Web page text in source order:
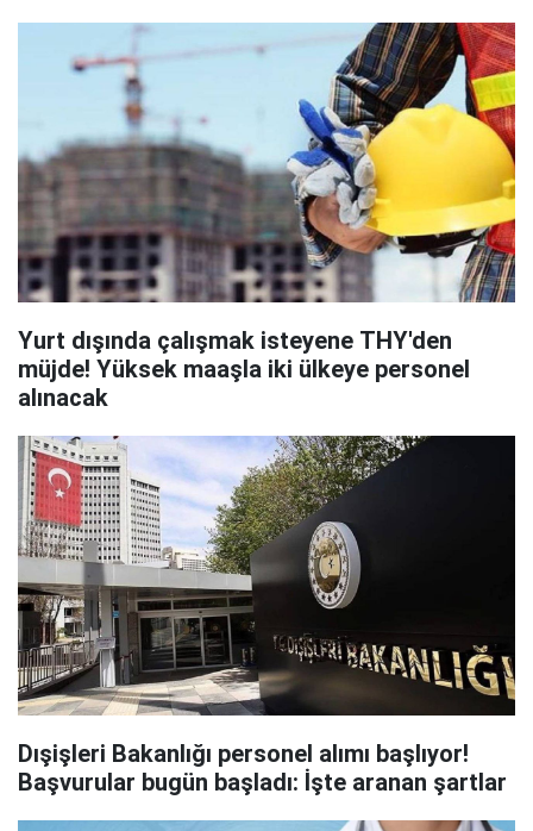
Yurt dışında çalışmak isteyene THY'den
müjde! Yüksek maaşla iki ülkeye personel
alınacak
Dışişleri Bakanlığı personel alımı başlıyor!
Başvurular bugün başladı: İşte aranan şartlar